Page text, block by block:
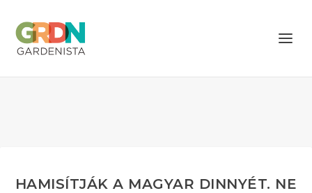
HAMISÍTJÁK A MAGYAR DINNYÉT. NE